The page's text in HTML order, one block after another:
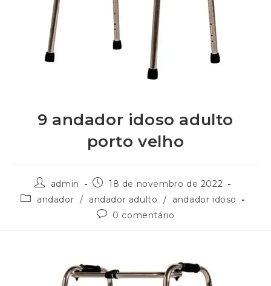
9 andador idoso adulto
porto velho
admin
18 de novembro de 2022
andador / andador adulto /
andador idoso
0 comentário